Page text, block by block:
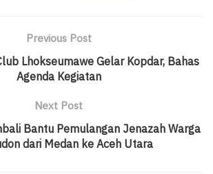
Previous Post
Lhokseumawe Gelar Kopdar, Bahas
Agenda Kegiatan
Next Post
Bantu Pemulangan Jenazah Warga
dari Medan ke Aceh Utara